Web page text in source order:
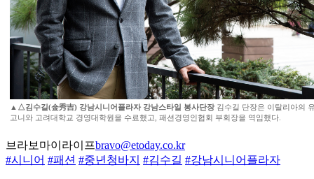
▲ △김수길(金秀吉) 강남시니어플라자 강남스타일 봉사단장 김수길 단장은 이탈리아의
고니와 고려대학교 경영대학원을 수료했고, 패션경영인협회 부회장을 역임했다.
브라보마이라이프bravo@etoday.co.kr
#시니어 #패션 #중년청바지 #김수길 #강남시니어플라자